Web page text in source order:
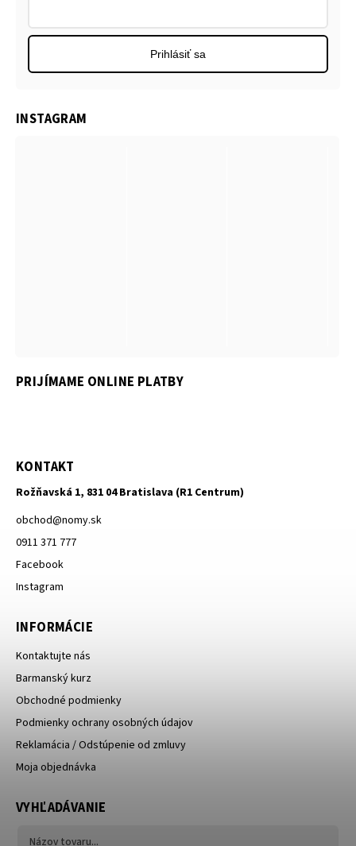
PRIJÍMAME ONLINE PLATBY
KONTAKT
Rožňavská 1, 831 04 Bratislava (R1 Centrum)
obchod@nomy.sk
0911 371 777
Facebook
Instagram
INFORMÁCIE
Kontaktujte nás
Barmanský kurz
Obchodné podmienky
Podmienky ochrany osobných údajov
Reklamácia / Odstúpenie od zmluvy
Moja objednávka
Prihlásiť sa
VYHĽADÁVANIE
INSTAGRAM